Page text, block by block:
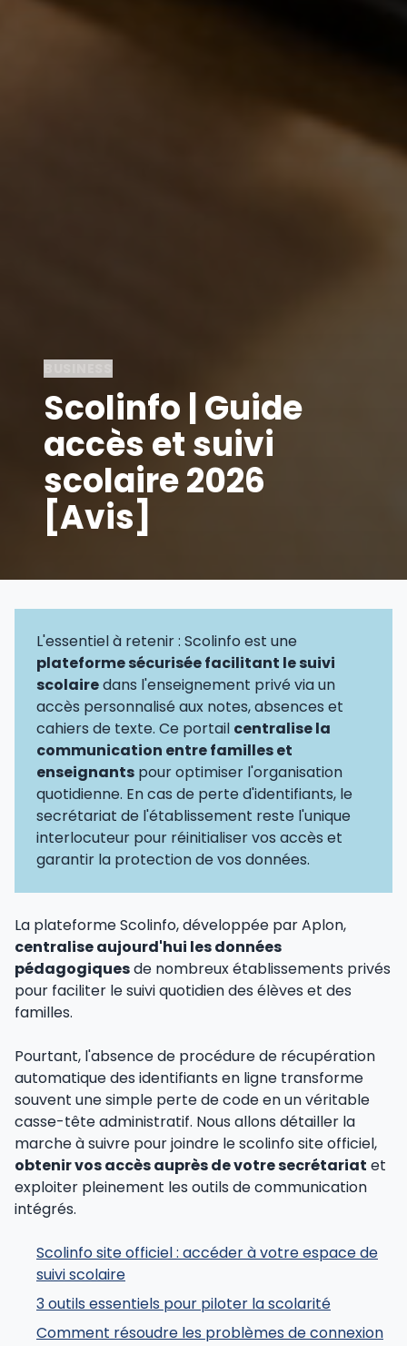
Scolinfo | Guide
accès et suivi
scolaire 2026
[Avis]
L'essentiel à retenir : Scolinfo est une
plateforme sécurisée facilitant le suivi
scolairedans l'enseignement privé via un
accès personnalisé aux notes, absences et
cahiers de texte. Ce portail centralise la
communication entre familles et
enseignants pour optimiser l'organisation
quotidienne. En cas de perte d'identifiants, le
secrétariat de l'établissement reste l'unique
interlocuteur pour réinitialiser vos accès et
garantir la protection de vos données.
La plateforme Scolinfo, développée par Aplon,
centralise aujourd'hui les données
pédagogiquesde nombreux établissements privés
pour faciliter le suivi quotidien des élèves et des
familles.
Pourtant, l'absence de procédure de récupération
automatique des identifiants en ligne transforme
souvent une simple perte de code en un véritable
casse-tête administratif. Nous allons détailler la
marche à suivre pour joindre le scolinfo site officiel,
obtenir vos accès auprès de votre secrétariat et
exploiter pleinement les outils de communication
intégrés.
Scolinfo site officiel : accéder à votre espace de
suivi scolaire
3 outils essentiels pour piloter la scolarité
Comment résoudre les problèmes de connexion